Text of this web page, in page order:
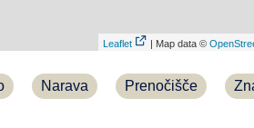
Leaflet | Map data ©
Narava Prenočišče